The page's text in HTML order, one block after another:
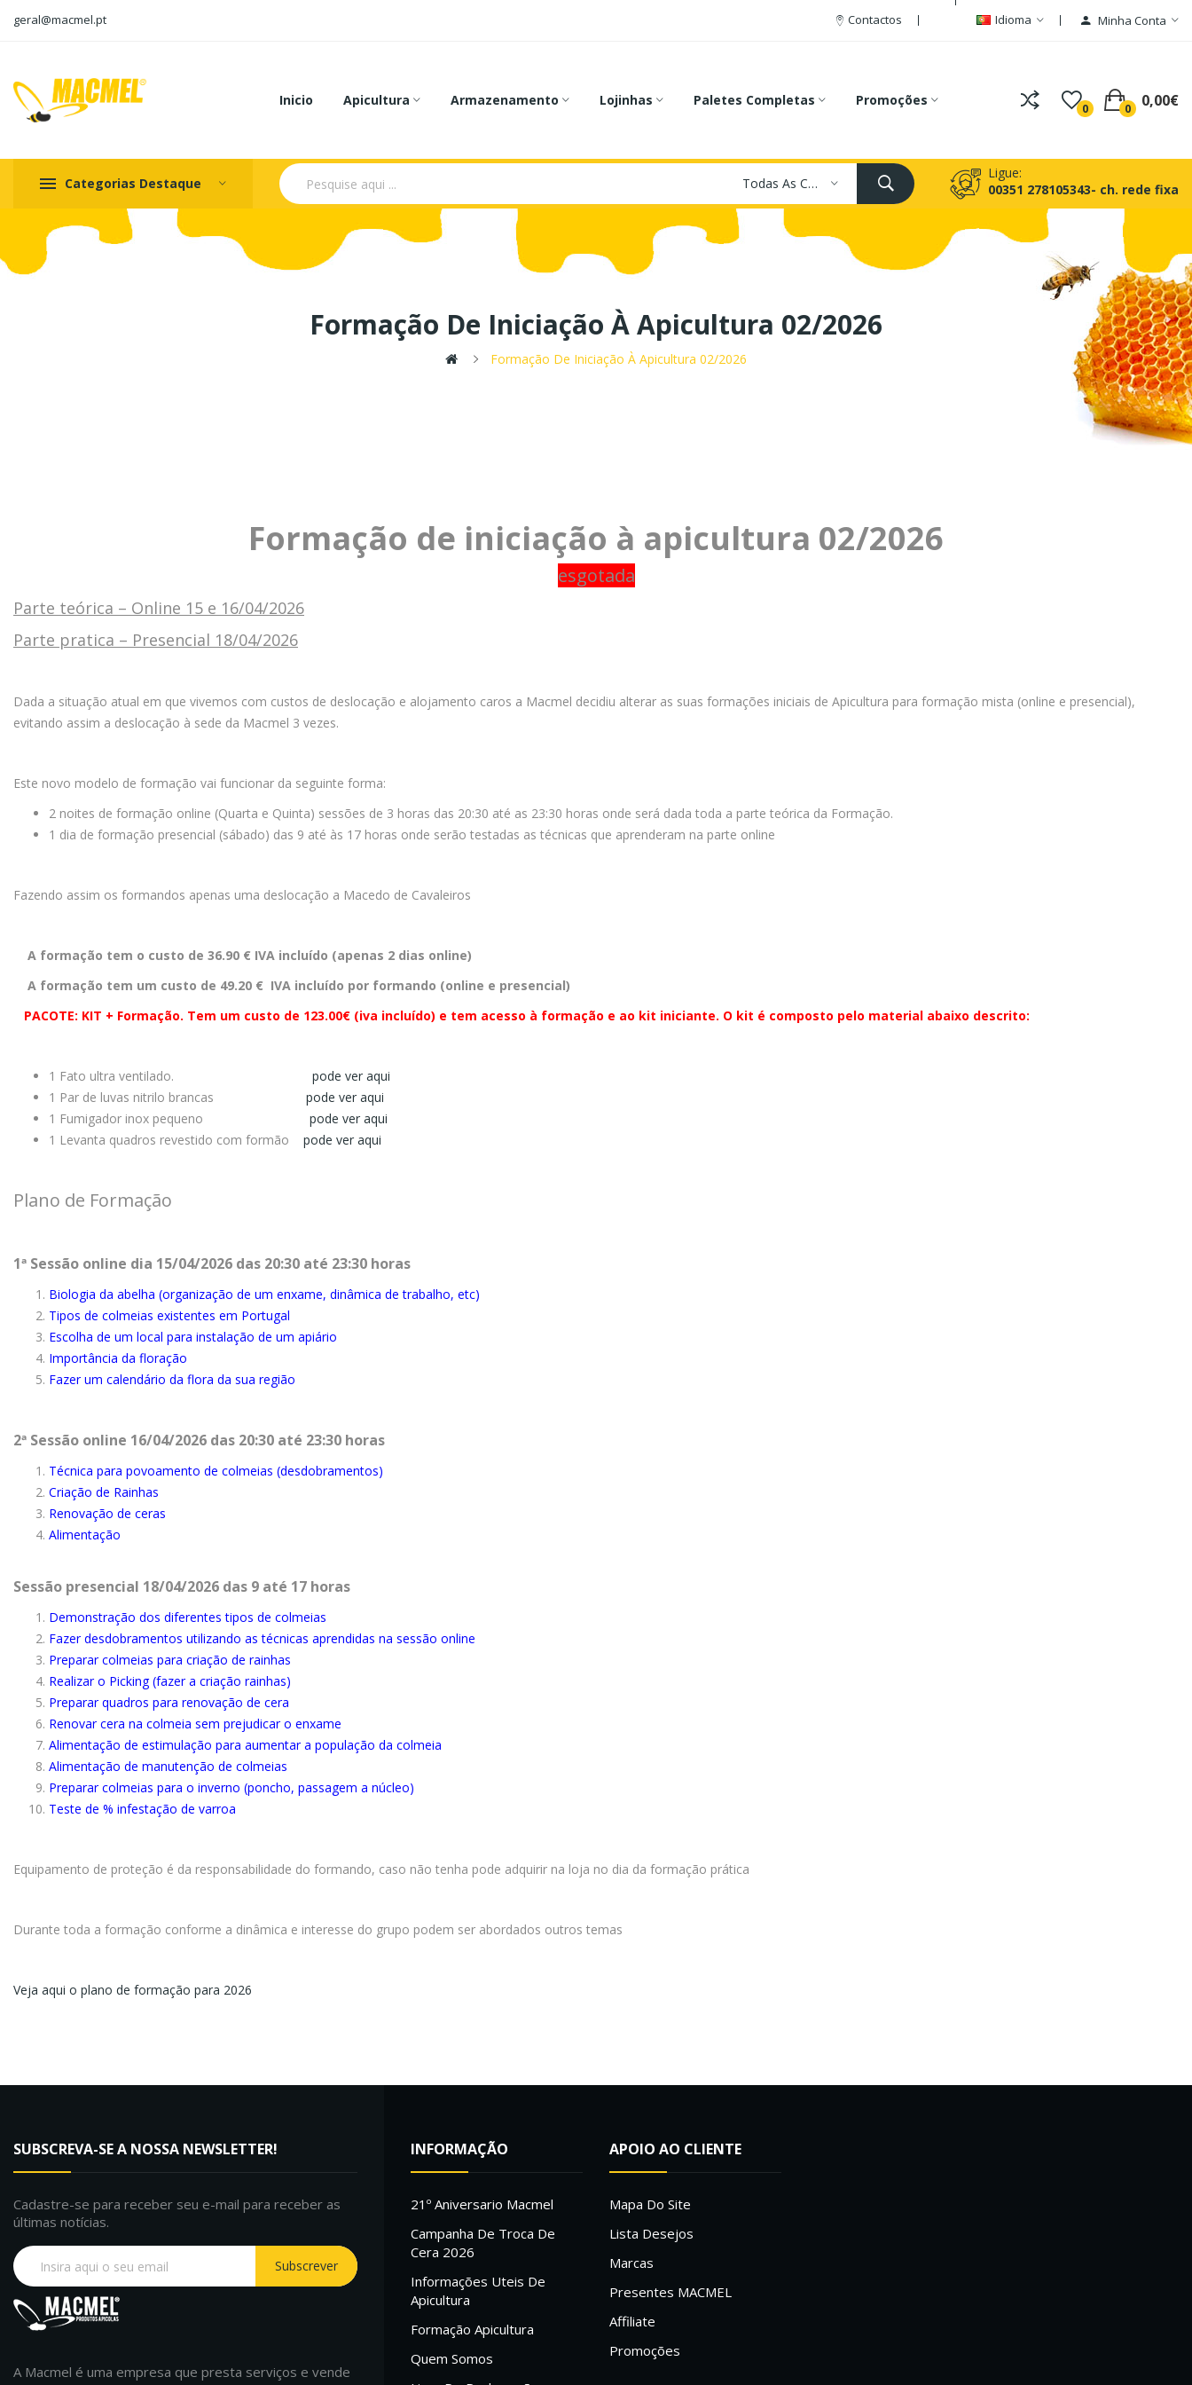
geral@macmel.pt Contactos Idioma Minha Conta
Inicio Apicultura Armazenamento Lojinhas Paletes Completas Promoções
0 0 0,00€
Categorias Destaque Todas As Categorias
Ligue:
00351 278105343- ch. rede fixa
Formação De Iniciação À Apicultura 02/2026
Formação De Iniciação À Apicultura 02/2026
Formação de iniciação à apicultura 02/2026
esgotada
Parte teórica – Online 15 e 16/04/2026
Parte pratica – Presencial 18/04/2026
Dada a situação atual em que vivemos com custos de deslocação e alojamento caros a Macmel decidiu alterar as suas formações iniciais de Apicultura para formação mista (online e presencial),
evitando assim a deslocação à sede da Macmel 3 vezes.
Este novo modelo de formação vai funcionar da seguinte forma:
2 noites de formação online (Quarta e Quinta) sessões de 3 horas das 20:30 até as 23:30 horas onde será dada toda a parte teórica da Formação.
1 dia de formação presencial (sábado) das 9 até às 17 horas onde serão testadas as técnicas que aprenderam na parte online
Fazendo assim os formandos apenas uma deslocação a Macedo de Cavaleiros
A formação tem o custo de 36.90 € IVA incluído (apenas 2 dias online)
A formação tem um custo de 49.20 € IVA incluído por formando (online e presencial)
PACOTE: KIT + Formação. Tem um custo de 123.00€ (iva incluído) e tem acesso à formação e ao kit iniciante. O kit é composto pelo material abaixo descrito:
1 Fato ultra ventilado. pode ver aqui
1 Par de luvas nitrilo brancas pode ver aqui
1 Fumigador inox pequeno pode ver aqui
1 Levanta quadros revestido com formão pode ver aqui
Plano de Formação
1ª Sessão online dia 15/04/2026 das 20:30 até 23:30 horas
Biologia da abelha (organização de um enxame, dinâmica de trabalho, etc)
Tipos de colmeias existentes em Portugal
Escolha de um local para instalação de um apiário
Importância da floração
Fazer um calendário da flora da sua região
2ª Sessão online 16/04/2026 das 20:30 até 23:30 horas
Técnica para povoamento de colmeias (desdobramentos)
Criação de Rainhas
Renovação de ceras
Alimentação
Sessão presencial 18/04/2026 das 9 até 17 horas
Demonstração dos diferentes tipos de colmeias
Fazer desdobramentos utilizando as técnicas aprendidas na sessão online
Preparar colmeias para criação de rainhas
Realizar o Picking (fazer a criação rainhas)
Preparar quadros para renovação de cera
Renovar cera na colmeia sem prejudicar o enxame
Alimentação de estimulação para aumentar a população da colmeia
Alimentação de manutenção de colmeias
Preparar colmeias para o inverno (poncho, passagem a núcleo)
Teste de % infestação de varroa
Equipamento de proteção é da responsabilidade do formando, caso não tenha pode adquirir na loja no dia da formação prática
Durante toda a formação conforme a dinâmica e interesse do grupo podem ser abordados outros temas
Veja aqui o plano de formação para 2026
SUBSCREVA-SE A NOSSA NEWSLETTER!
Cadastre-se para receber seu e-mail para receber as
últimas notícias.
Subscrever
A Macmel é uma empresa que presta serviços e vende
INFORMAÇÃO
21º Aniversario Macmel
Campanha De Troca De
Cera 2026
Informações Uteis De
Apicultura
Formação Apicultura
Quem Somos
APOIO AO CLIENTE
Mapa Do Site
Lista Desejos
Marcas
Presentes MACMEL
Affiliate
Promoções